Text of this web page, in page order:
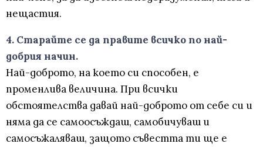
нещастия.
4. Старайте се да правите всичко по най-
добрия начин.
Най-доброто, на което си способен, е
променлива величина. При всички
обстоятелства давай най-доброто от себе си и
няма да се самоосъждаш, самобичуваш и
самосъжаляваш, защото съвестта ти ще е